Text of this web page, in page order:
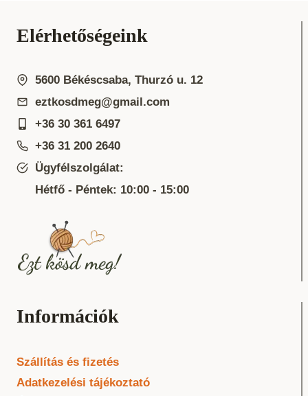
Elérhetőségeink
5600 Békéscsaba, Thurzó u. 12
eztkosdmeg@gmail.com
+36 30 361 6497
+36 31 200 2640
Ügyfélszolgálat:
Hétfő - Péntek: 10:00 - 15:00
Információk
Szállítás és fizetés
Adatkezelési tájékoztató